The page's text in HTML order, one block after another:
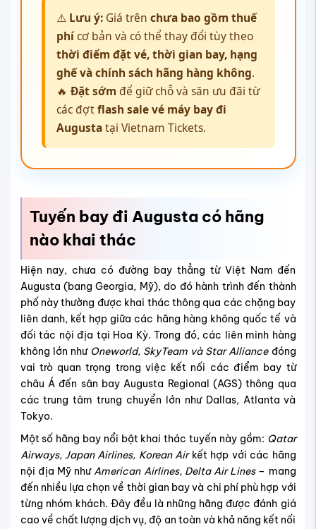
⚠️ Lưu ý:Giá trên chưa bao gồm thuế
phícơ bản và có thể thay đổi tùy theo
thời điểm đặt vé, thời gian bay, hạng
ghế và chính sách hãng hàng không.
🔥 Đặt sớm để giữ chỗ và săn ưu đãi từ
các đợtflash sale vé máy bay đi
Augustatại Vietnam Tickets.
Tuyến bay đi Augusta có hãng
nào khai thác
Hiện nay, chưa có đường bay thẳng từ Việt Nam đến
Augusta (bang Georgia, Mỹ), do đó hành trình đến thành
phố này thường được khai thác thông qua các chặng bay
liên danh, kết hợp giữa các hãng hàng không quốc tế và
đối tác nội địa tại Hoa Kỳ. Trong đó, các liên minh hàng
không lớn như Oneworld, SkyTeam và Star Allianceđóng
vai trò quan trọng trong việc kết nối các điểm bay từ
châu Á đến sân bay Augusta Regional (AGS) thông qua
các trung tâm trung chuyển lớn như Dallas, Atlanta và
Tokyo.
Một số hãng bay nổi bật khai thác tuyến này gồm: Qatar
Airways, Japan Airlines, Korean Airkết hợp với các hãng
nội địa Mỹ nhưAmerican Airlines, Delta Air Lines– mang
đến nhiều lựa chọn về thời gian bay và chi phí phù hợp với
từng nhóm khách. Đây đều là những hãng được đánh giá
cao về chất lượng dịch vụ, độ an toàn và khả năng kết nối